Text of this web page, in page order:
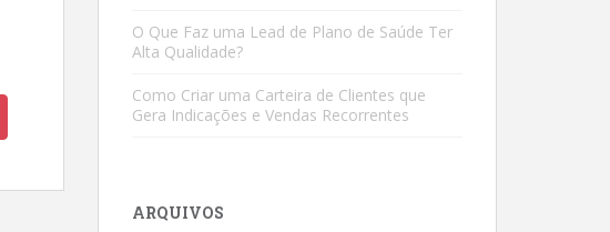
O Que Faz uma Lead de Plano de Saúde Ter
Alta Qualidade?
Como Criar uma Carteira de Clientes que
Gera Indicações e Vendas Recorrentes
ARQUIVOS